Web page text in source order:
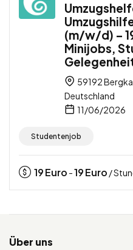
(m/w/d) –
Minijobs,
59192
Deutschland
11/06/2026
Studentenjob
19Euro -19Euro /
Über uns